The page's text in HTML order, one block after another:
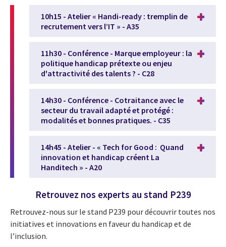
10h15 - Atelier « Handi-ready : tremplin de
recrutement vers l’IT » - A35
11h30 - Conférence - Marque employeur : la
politique handicap prétexte ou enjeu
d'attractivité des talents ? - C28
14h30 - Conférence - Cotraitance avec le
secteur du travail adapté et protégé :
modalités et bonnes pratiques. - C35
14h45 - Atelier - « Tech for Good : Quand
innovation et handicap créent La
Handitech » - A20
Retrouvez nos experts au stand P239
Retrouvez-nous sur le stand P239 pour découvrir toutes nos
initiatives et innovations en faveur du handicap et de
l’inclusion.